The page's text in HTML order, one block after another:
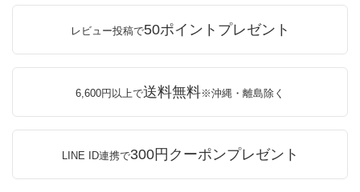
レビュー投稿で50ポイントプレゼント
6,600円以上で送料無料※沖縄・離島除く
LINE ID連携で300円クーポンプレゼント